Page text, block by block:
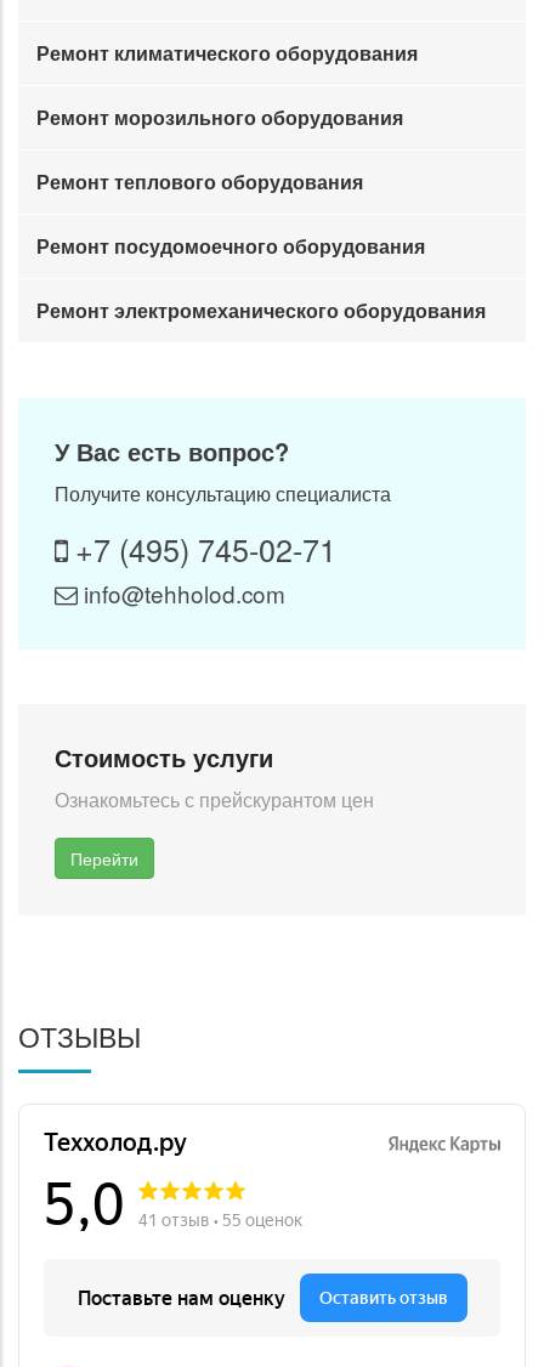
Ремонт климатического оборудования
Ремонт морозильного оборудования
Ремонт теплового оборудования
Ремонт посудомоечного оборудования
Ремонт электромеханического оборудования
У Вас есть вопрос?
Получите консультацию специалиста
+7 (495) 745-02-71
info@tehholod.com
Стоимость услуги
Ознакомьтесь с прейскурантом цен
Перейти
ОТЗЫВЫ